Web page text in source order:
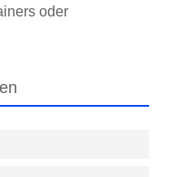
oder